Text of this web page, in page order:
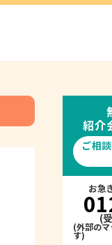
紹介
ご相
お急
(